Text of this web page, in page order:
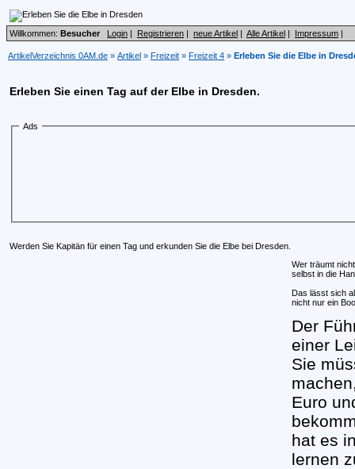
Willkommen: Besucher Login | Registrieren | neue Artikel | Alle Artikel | Impressum |
ArtikelVerzeichnis 0AM.de » Artikel » Freizeit » Freizeit 4 » Erleben Sie die Elbe in
Erleben Sie einen Tag auf der Elbe in Dresden.
Ads
Werden Sie Kapitän für einen Tag und erkunden Sie die Elbe bei Dresden.
Wer träumt
selbst in die
Das lässt sich
nicht nur ein
Der
einer
Sie
Euro
hat es
lernen